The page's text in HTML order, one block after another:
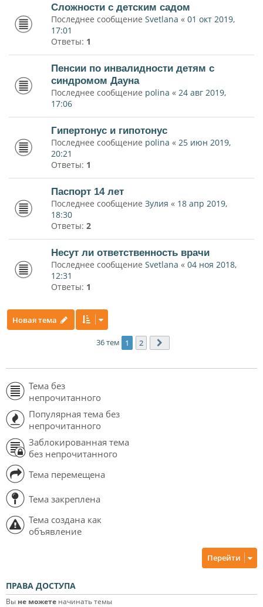
Сложности с детским садом
Последнее сообщение Svetlana « 01 окт 2019,
17:01
Ответы: 1
Пенсии по инвалидности детям с
синдромом Дауна
Последнее сообщение polina « 24 авг 2019,
17:06
Гипертонус и гипотонус
Последнее сообщение polina « 25 июн 2019,
20:21
Ответы: 1
Паспорт 14 лет
Последнее сообщение Зулия « 18 апр 2019,
18:30
Ответы: 2
Несут ли ответственность врачи
Последнее сообщение Svetlana « 04 ноя 2018,
12:31
Ответы: 1
Новая тема
36 тем 1 2
Тема без
непрочитанного
Популярная тема без
непрочитанного
Заблокированная тема
без непрочитанного
Тема перемещена
Тема закреплена
Тема создана как
объявление
Перейти
ПРАВА ДОСТУПА
Вы не можете начинать темы